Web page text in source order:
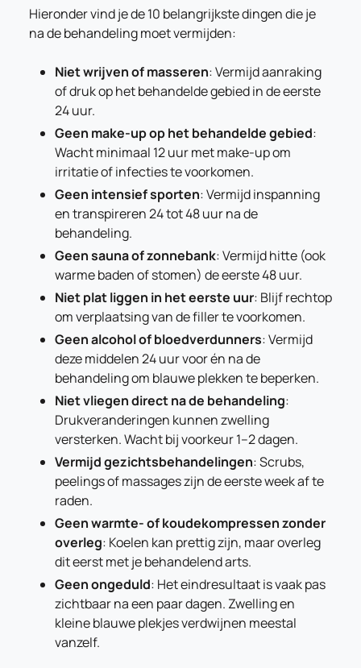
Hieronder vind je de 10 belangrijkste dingen die je
na de behandeling moet vermijden:
Niet wrijven of masseren: Vermijd aanraking
of druk op het behandelde gebied in de eerste
24 uur.
Geen make-up op het behandelde gebied:
Wacht minimaal 12 uur met make-up om
irritatie of infecties te voorkomen.
Geen intensief sporten: Vermijd inspanning
en transpireren 24 tot 48 uur na de
behandeling.
Geen sauna of zonnebank: Vermijd hitte (ook
warme baden of stomen) de eerste 48 uur.
Niet plat liggen in het eerste uur: Blijf rechtop
om verplaatsing van de filler te voorkomen.
Geen alcohol of bloedverdunners: Vermijd
deze middelen 24 uur voor én na de
behandeling om blauwe plekken te beperken.
Niet vliegen direct na de behandeling:
Drukveranderingen kunnen zwelling
versterken. Wacht bij voorkeur 1–2 dagen.
Vermijd gezichtsbehandelingen: Scrubs,
peelings of massages zijn de eerste week af te
raden.
Geen warmte- of koudekompressen zonder
overleg: Koelen kan prettig zijn, maar overleg
dit eerst met je behandelend arts.
Geen ongeduld: Het eindresultaat is vaak pas
zichtbaar na een paar dagen. Zwelling en
kleine blauwe plekjes verdwijnen meestal
vanzelf.